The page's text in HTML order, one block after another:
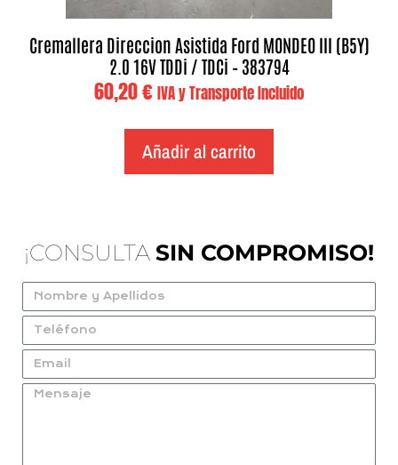
Cremallera Direccion Asistida Ford MONDEO III (B5Y)
2.0 16V TDDi / TDCi – 383794
60,20€ IVA y Transporte Incluido
Añadir al carrito
¡CONSULTA SIN COMPROMISO!